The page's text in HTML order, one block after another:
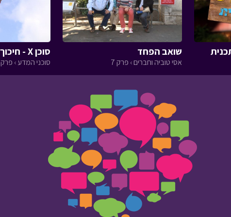
שואב הפחד
אסי טוביה וחברים › פרק 7
סוכן X - חיכוך
סוכני המדע › פרק 25